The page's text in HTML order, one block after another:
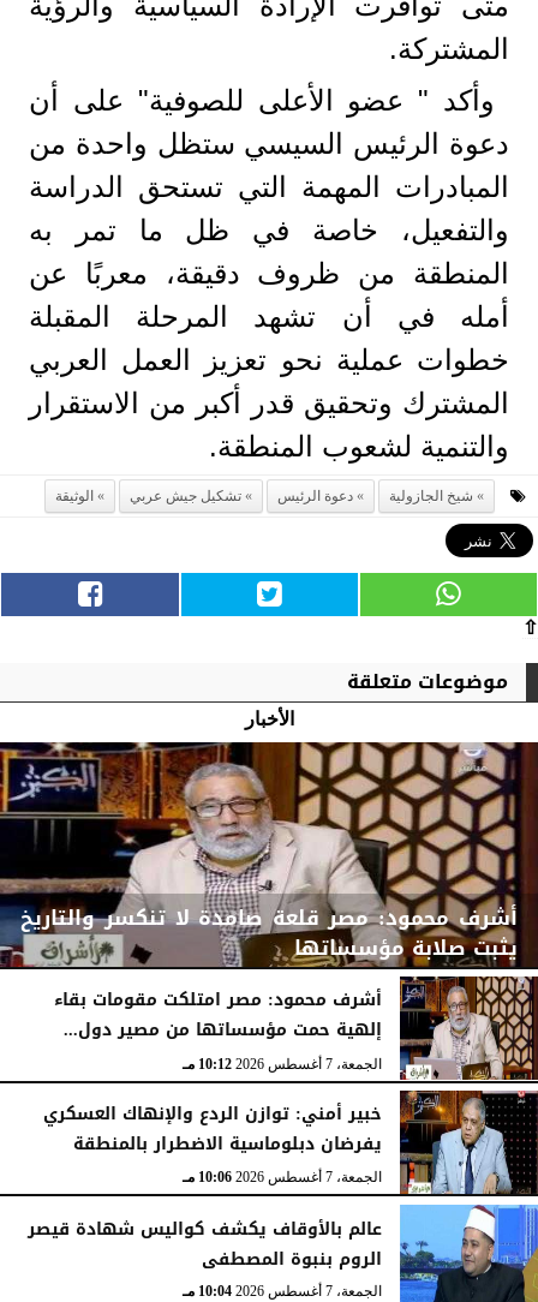
المشتركة.
وأكد " عضو الأعلى للصوفية" على أن
دعوة الرئيس السيسي ستظل واحدة من
المبادرات المهمة التي تستحق الدراسة
والتفعيل، خاصة في ظل ما تمر به
المنطقة من ظروف دقيقة، معربًا عن
أمله في أن تشهد المرحلة المقبلة
خطوات عملية نحو تعزيز العمل العربي
المشترك وتحقيق قدر أكبر من الاستقرار
والتنمية لشعوب المنطقة.
شيخ الجازولية دعوة الرئيس تشكيل جيش عربي الوثيقة
⇧
موضوعات متعلقة
الأخبار
أشرف محمود: مصر قلعة صامدة لا تنكسر والتاريخ
يثبت صلابة مؤسساتها
الجمعة، 7 أغسطس 2026 10:15 مـ
أشرف محمود: مصر امتلكت مقومات بقاء
إلهية حمت مؤسساتها من مصير دول...
الجمعة، 7 أغسطس 2026 10:12 مـ
خبير أمني: توازن الردع والإنهاك العسكري
يفرضان دبلوماسية الاضطرار بالمنطقة
الجمعة، 7 أغسطس 2026 10:06 مـ
عالم بالأوقاف يكشف كواليس شهادة قيصر
الروم بنبوة المصطفى
الجمعة، 7 أغسطس 2026 10:04 مـ